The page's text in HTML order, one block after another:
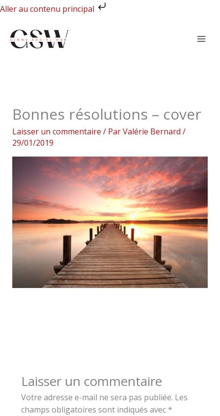
Aller au contenu principal
Aller
contenu
Bonnes résolutions – cover
Laisser un commentaire / ParValérie Bernard /
29/01/2019
Laisser un commentaire
Votre adresse e-mail ne sera pas publiée. Les
champs obligatoires sont indiqués avec *